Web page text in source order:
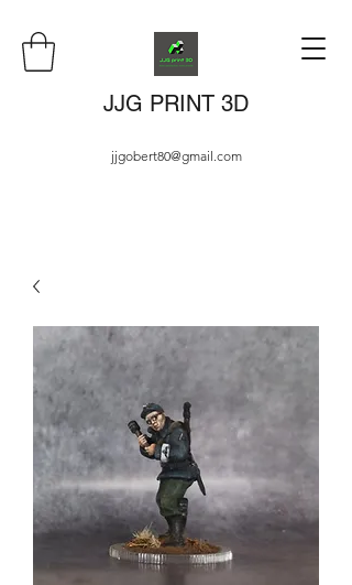
JJG PRINT 3D
jjgobert80@gmail.com